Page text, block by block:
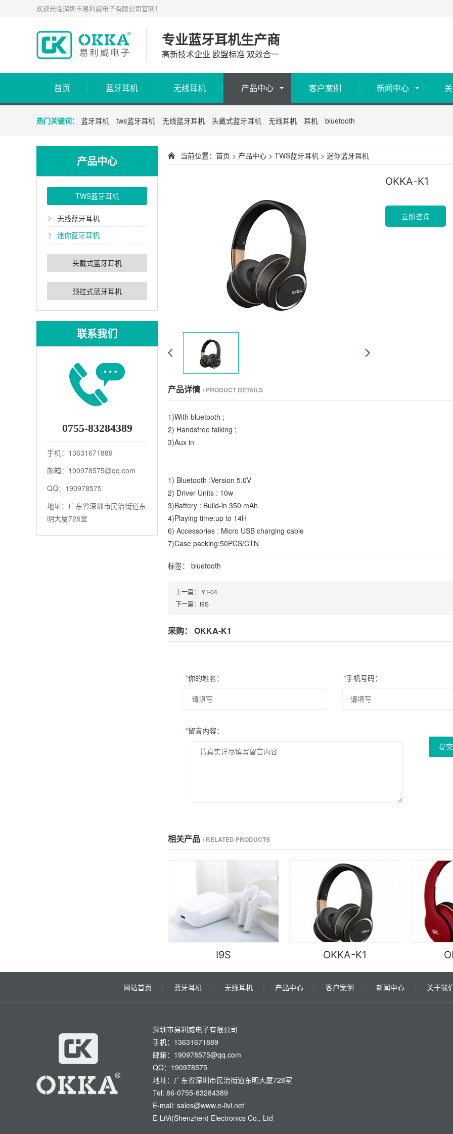
欢迎光临深圳市易利威电子有限公司官网！
专业蓝牙耳机生产商
高新技术企业 欧盟标准 双效合一
首页 蓝牙耳机 无线耳机 产品中心 客户案例 新闻中心
热门关键词： 蓝牙耳机 tws蓝牙耳机 无线蓝牙耳机 头戴式蓝牙耳机 无线耳机 耳机 bluetooth
产品中心
TWS蓝牙耳机
无线蓝牙耳机
迷你蓝牙耳机
头戴式蓝牙耳机
颈挂式蓝牙耳机
联系我们
0755-83284389
手机：13631671889
邮箱：190978575@qq.com
QQ：190978575
地址：广东省深圳市民治街道东
明大厦728室
当前位置： 首页 > 产品中心 > TWS蓝牙耳机 > 迷你蓝牙耳机
OKKA-K1
立即咨询
产品详情 / PRODUCT DETAILS
1)With bluetooth ;
2) Handsfree talking ;
3)Aux in
1) Bluetooth :Version 5.0V
2) Driver Units : 10w
3)Battery : Build-in 350 mAh
4)Playing time:up to 14H
6) Accessories : Micro USB charging cable
7)Case packing:50PCS/CTN
标签： bluetooth
上一篇：
YT-04
下一篇： I9S
采购： OKKA-K1
*你的姓名： *手机号码：
*留言内容：
提交
相关产品 / RELATED PRODUCTS
I9S OKKA-K1
网站首页 蓝牙耳机 无线耳机 产品中心 客户案例 新闻中心 关于我
深圳市易利威电子有限公司
手机：13631671889
邮箱：190978575@qq.com
QQ：190978575
地址：广东省深圳市民治街道东明大厦728室
Tel: 86-0755-83284389
E-mail: sales@www.e-livi.net
E-LiVi(Shenzhen) Electronics Co., Ltd